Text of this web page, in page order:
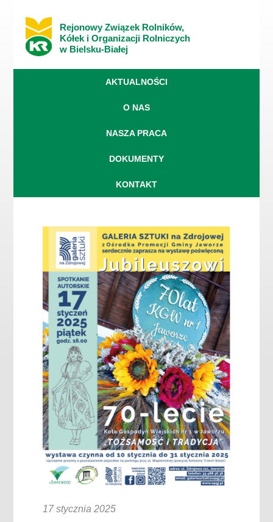
Rejonowy Związek Rolników,
Kółek i Organizacji Rolniczych
w Bielsku-Białej
AKTUALNOŚCI
O NAS
NASZA PRACA
DOKUMENTY
KONTAKT
17 stycznia 2025